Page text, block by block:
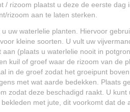
/ rizoom plaatst u deze de eerste dag
rizoom aan te laten sterken.
uw waterlelie planten. Hiervoor
kleine soorten. U vult uw
aan (plaats u waterlelie nooit in
kuil of groef waar de rizoom van de
in de groef zodat het groeipunt
met wat aarde bedekken. Plaats
zodat deze beschadigd raakt. U kunt
met jute, dit voorkomt dat de